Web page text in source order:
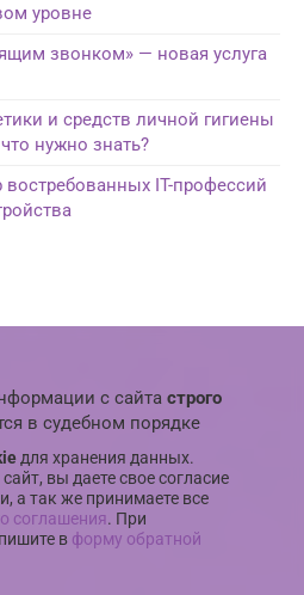
уровне
звонком» — новая услуга
и средств личной гигиены
нужно знать?
востребованных IT-профессий
с сайта строго
в судебном порядке
для хранения данных.
вы даете свое согласие
а так же принимаете все
соглашения. При
в форму обратной